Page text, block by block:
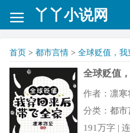
丫丫小说网
首页 > 都市言情 > 全球贬值，我
全球贬值
作者： 凛寒
分类： 都市
191万字 |